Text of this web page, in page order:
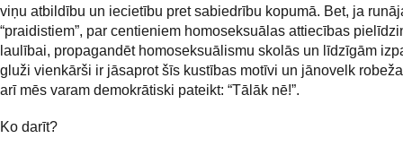
viņu atbildību un iecietību pret sabiedrību kopumā. Bet, ja
“praidistiem”, par centieniem homoseksuālas attiecības
laulībai, propagandēt homoseksuālismu skolās un līdzīgām
gluži vienkārši ir jāsaprot šīs kustības motīvi un jānovelk
arī mēs varam demokrātiski pateikt: “Tālāk nē!”.
Ko darīt?